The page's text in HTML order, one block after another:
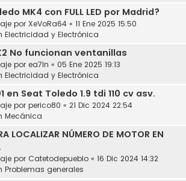
MK4 con FULL LED por Madrid?
por XeVoRa64 « 11 Ene 2025 15:50
Electricidad y Electrónica
No funcionan ventanillas
por ea7ln « 05 Ene 2025 19:13
Electricidad y Electrónica
en Seat Toledo 1.9 tdi 110 cv asv.
por perico80 « 21 Dic 2024 22:54
Mecánica
LOCALIZAR NÚMERO DE MOTOR EN
por Catetodepueblo « 16 Dic 2024 14:32
Problemas generales